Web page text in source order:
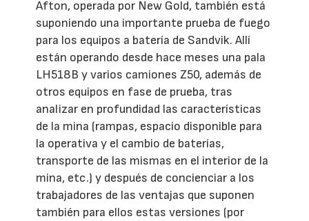
Afton, operada por New Gold, también está
suponiendo una importante prueba de fuego
para los equipos a batería de Sandvik. Allí
están operando desde hace meses una pala
LH518B y varios camiones Z50, además de
otros equipos en fase de prueba, tras
analizar en profundidad las características
de la mina (rampas, espacio disponible para
la operativa y el cambio de baterías,
transporte de las mismas en el interior de la
mina, etc.) y después de concienciar a los
trabajadores de las ventajas que suponen
también para ellos estas versiones (por